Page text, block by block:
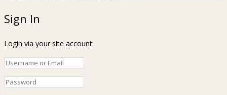
Sign In
Login via your site account